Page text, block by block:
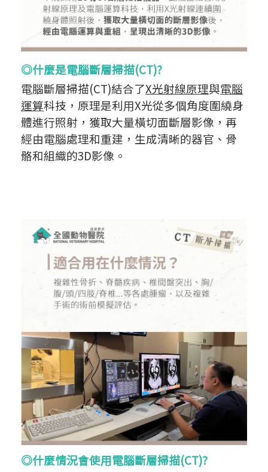
◎什麼是電腦斷層掃描(CT)?
電腦斷層掃描(CT)結合了X光射線原理與電腦
運算科技，原理是利用X光從多個角度圍繞身
體進行照射，獲取大量橫切面斷層影像，再
經由電腦處理和重建，生成清晰的器官、骨
骼和組織的3D影像。
◎什麼情況會使用電腦斷層掃描(CT)?